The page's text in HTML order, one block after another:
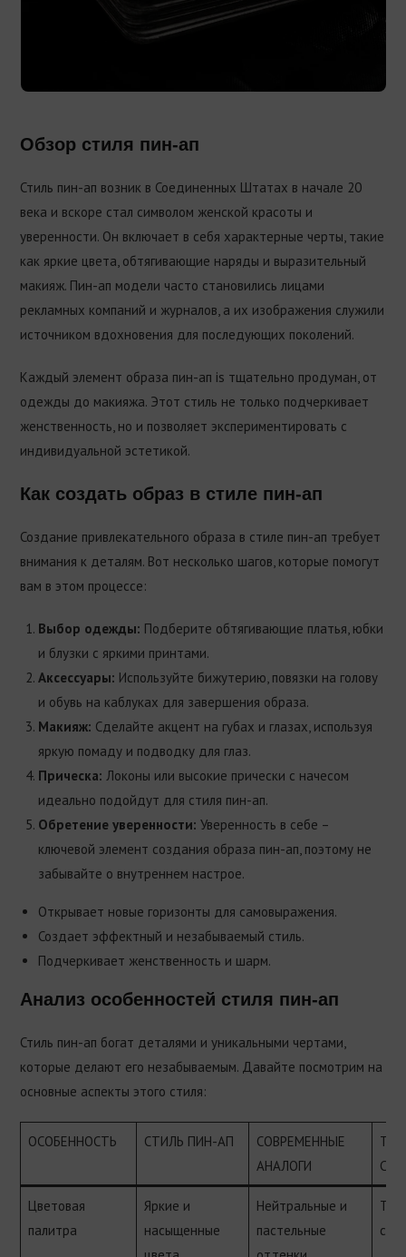
Обзор стиля пин-ап
Стиль пин-ап возник в Соединенных Штатах в начале 20
века и вскоре стал символом женской красоты и
уверенности. Он включает в себя характерные черты, такие
как яркие цвета, обтягивающие наряды и выразительный
макияж. Пин-ап модели часто становились лицами
рекламных компаний и журналов, а их изображения служили
источником вдохновения для последующих поколений.
Каждый элемент образа пин-ап is тщательно продуман, от
одежды до макияжа. Этот стиль не только подчеркивает
женственность, но и позволяет экспериментировать с
индивидуальной эстетикой.
Как создать образ в стиле пин-ап
Создание привлекательного образа в стиле пин-ап требует
внимания к деталям. Вот несколько шагов, которые помогут
вам в этом процессе:
Выбор одежды: Подберите обтягивающие платья, юбки
и блузки с яркими принтами.
Аксессуары: Используйте бижутерию, повязки на голову
и обувь на каблуках для завершения образа.
Макияж: Сделайте акцент на губах и глазах, используя
яркую помаду и подводку для глаз.
Прическа: Локоны или высокие прически с начесом
идеально подойдут для стиля пин-ап.
Обретение уверенности: Уверенность в себе –
ключевой элемент создания образа пин-ап, поэтому не
забывайте о внутреннем настрое.
Открывает новые горизонты для самовыражения.
Создает эффектный и незабываемый стиль.
Подчеркивает женственность и шарм.
Анализ особенностей стиля пин-ап
Стиль пин-ап богат деталями и уникальными чертами,
которые делают его незабываемым. Давайте посмотрим на
основные аспекты этого стиля:
ОСОБЕННОСТЬ СТИЛЬ ПИН-АП
СОВРЕМЕННЫЕ
АНАЛОГИ
Цветовая
палитра
Яркие и
насыщенные
Нейтральные и
пастельные